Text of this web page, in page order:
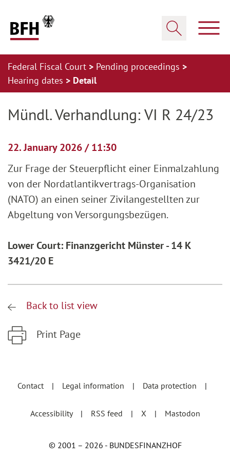
Federal Fiscal Court
Pending proceedings
Hearing dates
Detail
Mündl. Verhandlung: VI R 24/23
22. January 2026 / 11:30
Zur Frage der Steuerpflicht einer Einmalzahlung
von der Nordatlantikvertrags-Organisation
(NATO) an einen seiner Zivilangestellten zur
Abgeltung von Versorgungsbezügen.
Lower Court: Finanzgericht Münster - 14 K
3421/20 E
Back to list view
Print Page
Contact
Legal information Data protection
Accessibility RSS feed X Mastodon
© 2001 – 2026 - BUNDESFINANZHOF